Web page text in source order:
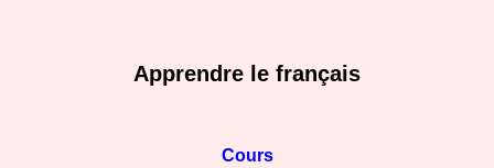
Apprendre le français
Cours